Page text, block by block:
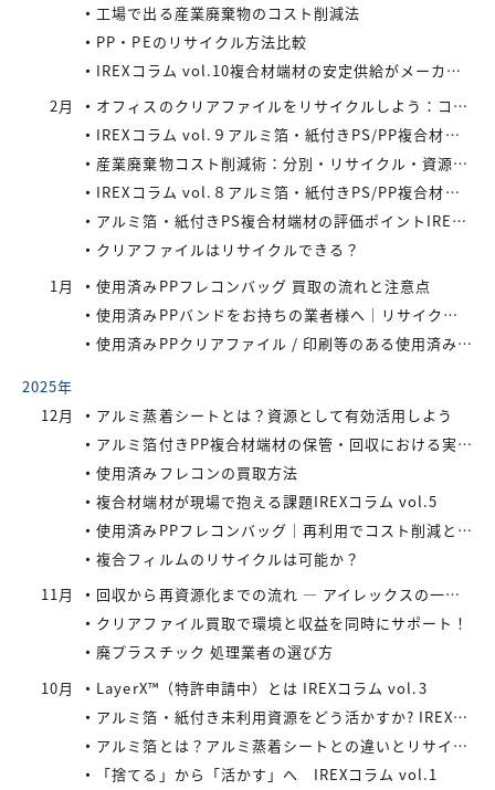
工場で出る産業廃棄物のコスト削減法
PP・PEのリサイクル方法比較
IREXコラム vol.10複合材端材の安定供給がメーカーにもたらすメリット
2月
オフィスのクリアファイルをリサイクルしよう：コストと環境負荷を同時に減らす方法
IREXコラム vol.９アルミ箔・紙付きPS/PP複合材端材の回収スキームと全国対応体制
産業廃棄物コスト削減術：分別・リサイクル・資源化の徹底活用
IREXコラム vol.８アルミ箔・紙付きPS/PP複合材端材をより高く評価するために現場でできること
アルミ箔・紙付きPS複合材端材の評価ポイントIREXコラム vol.7
クリアファイルはリサイクルできる？
1月
使用済みPPフレコンバッグ 買取の流れと注意点
使用済みPPバンドをお持ちの業者様へ｜リサイクル・買取対応中
使用済みPPクリアファイル / 印刷等のある使用済みPPクリアファイルの再資源化とリサイクル方法
2025年
12月
アルミ蒸着シートとは？資源として有効活用しよう
アルミ箔付きPP複合材端材の保管・回収における実務上のポイントIREXコラム vol.6
使用済みフレコンの買取方法
複合材端材が現場で抱える課題IREXコラム vol.5
使用済みPPフレコンバッグ｜再利用でコスト削減と環境負荷軽減を実現
複合フィルムのリサイクルは可能か？
11月
回収から再資源化までの流れ ― アイレックスの一貫処理体制 IREXコラム vol.4
クリアファイル買取で環境と収益を同時にサポート！
廃プラスチック 処理業者の選び方
10月
LayerX™（特許申請中）とは IREXコラム vol.3
アルミ箔・紙付き未利用資源をどう活かすか? IREXコラム vol.2
アルミ箔とは？アルミ蒸着シートとの違いとリサイクルの取り組み
「捨てる」から「活かす」へ IREXコラム vol.1